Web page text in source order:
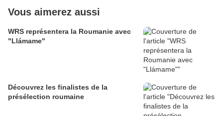
Vous aimerez aussi
WRS représentera la Roumanie avec
"Llámame"
Découvrez les finalistes de la
présélection roumaine